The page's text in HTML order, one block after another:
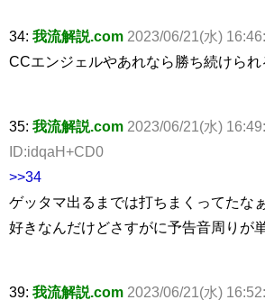
34: 我流解説.com 2023/06/21(水)
CCエンジェルやあれなら勝ち続けられ
35: 我流解説.com 2023/06/21(水)
ID:idqaH+CD0
>>34
ゲッタマ出るまでは打ちまくってたな
好きなんだけどさすがに予告音周りが
39: 我流解説.com 2023/06/21(水)